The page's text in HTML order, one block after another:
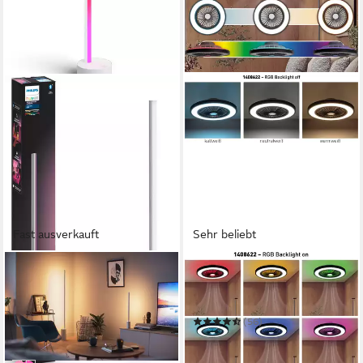
Fast ausverkauft
PHILIPS HUE
LED Tischleuchte Gradient
Signe Tischleuchte
ab 197,99 € UVP224,99 €
-12%
in 1-2 Werktagen bei dir
Sehr beliebt
OTTO HOME
LED Deckenleuchte Jorrick
Deckenventilator
(56)
99,99 € UVP222,95 €
-55%